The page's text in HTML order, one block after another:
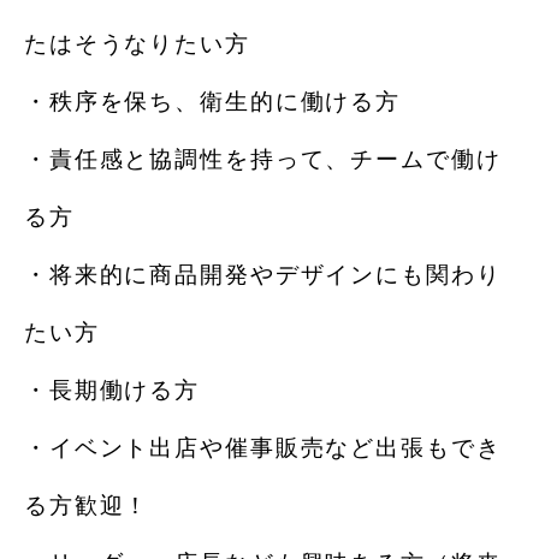
たはそうなりたい方
・秩序を保ち、衛生的に働ける方
・責任感と協調性を持って、チームで働け
る方
・将来的に商品開発やデザインにも関わり
たい方
・長期働ける方
・イベント出店や催事販売など出張もでき
る方歓迎！